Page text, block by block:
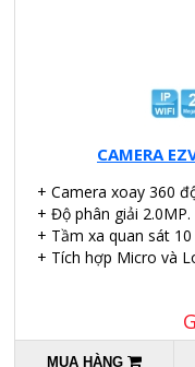
CAMERA
+ Camera xoay 360
+ Độ phân giải 2.0MP.
+ Tầm xa quan sát
+ Tích hợp Micro và
MUA HÀNG